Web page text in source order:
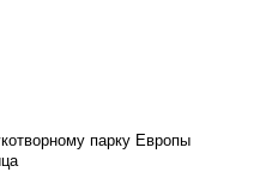
парку Европы